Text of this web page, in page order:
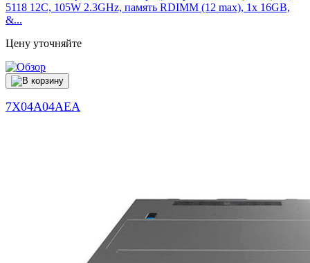
5118 12C, 105W 2.3GHz, память RDIMM (12 max), 1x 16GB,
&...
Цену уточняйте
7X04A04AEA